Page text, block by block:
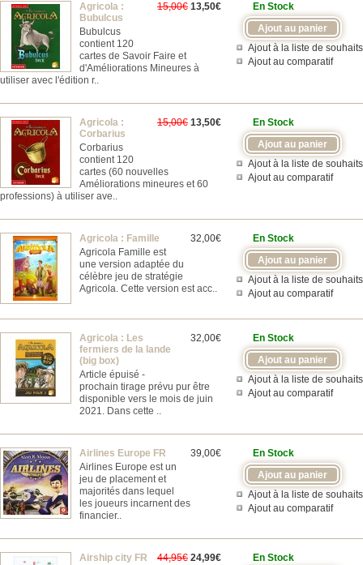
En Stock
Ajout à la liste de souhaits
Ajout au comparatif
15,00€ 13,50€
Agricola :
Bubulcus
Bubulcus
contient 120
cartes de Savoir Faire et
d'Améliorations Mineures à
utiliser avec l'édition r..
En Stock
Ajout à la liste de souhaits
Ajout au comparatif
15,00€ 13,50€
Agricola :
Corbarius
Corbarius
contient 120
cartes (60 nouvelles
Améliorations mineures et 60
professions) à utiliser ave..
En Stock
Ajout à la liste de souhaits
Ajout au comparatif
32,00€
Agricola : Famille
Agricola Famille est
une version adaptée du
célèbre jeu de stratégie
Agricola. Cette version est acc..
En Stock
Ajout à la liste de souhaits
Ajout au comparatif
32,00€
Agricola : Les
fermiers de la lande
(big box)
Article épuisé -
prochain tirage prévu pur être
disponible vers le mois de juin
2021. Dans cette ..
En Stock
Ajout à la liste de souhaits
Ajout au comparatif
39,00€
Airlines Europe FR
Airlines Europe est un
jeu de placement et
majorités dans lequel
les joueurs incarnent des
financier..
En Stock
44,95€ 24,99€
Airship city FR